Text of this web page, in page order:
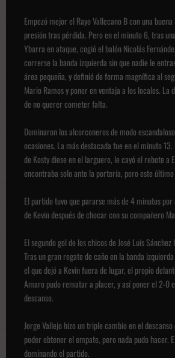
Empezó mejor el Rayo Vallecano B con una
presión tras pérdida. Pero en el minuto 6, tras
Ybarra en ataque, cogió el balón Nicolás
correrse la banda izquierda sin que nadie le
área pequeña, y definió de forma magnífica al
Mario Ramos y poner en ventaja a los locales. La
de no querer cometer falta.
Dominaron los alcorconeros de modo
ocasiones. La más destacada fue en el minuto
de Kosty diese en el larguero, le cayó el rebote a
encontraba solo ante la portería, pero este
El partido tuvo que pararse más de 4 minutos
de Kevin después de chocar con su compañero
El segundo gol de los chicos de José Luis
Tras un gran regate de caño en la banda
el que dejó a Kevin fuera de lugar, el propio
Amaro pudo rematar a placer, y así poner el 2-0
descanso.
Jorge Vallejo hizo un triple cambio en el
poder obtener el empate, pero nada pudo hacer.
dominando el partido.